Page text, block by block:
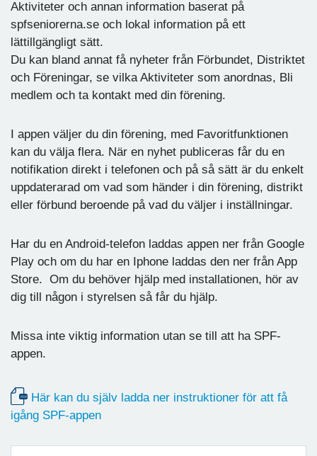
Aktiviteter och annan information baserat på
spfseniorerna.se och lokal information på ett
lättillgängligt sätt.
Du kan bland annat få nyheter från Förbundet, Distriktet
och Föreningar, se vilka Aktiviteter som anordnas, Bli
medlem och ta kontakt med din förening.
I appen väljer du din förening, med Favoritfunktionen
kan du välja flera. När en nyhet publiceras får du en
notifikation direkt i telefonen och på så sätt är du enkelt
uppdaterarad om vad som händer i din förening, distrikt
eller förbund beroende på vad du väljer i inställningar.
Har du en Android-telefon laddas appen ner från Google
Play och om du har en Iphone laddas den ner från App
Store. Om du behöver hjälp med installationen, hör av
dig till någon i styrelsen så får du hjälp.
Missa inte viktig information utan se till att ha SPF-
appen.
Här kan du själv ladda ner instruktioner för att få
igång SPF-appen